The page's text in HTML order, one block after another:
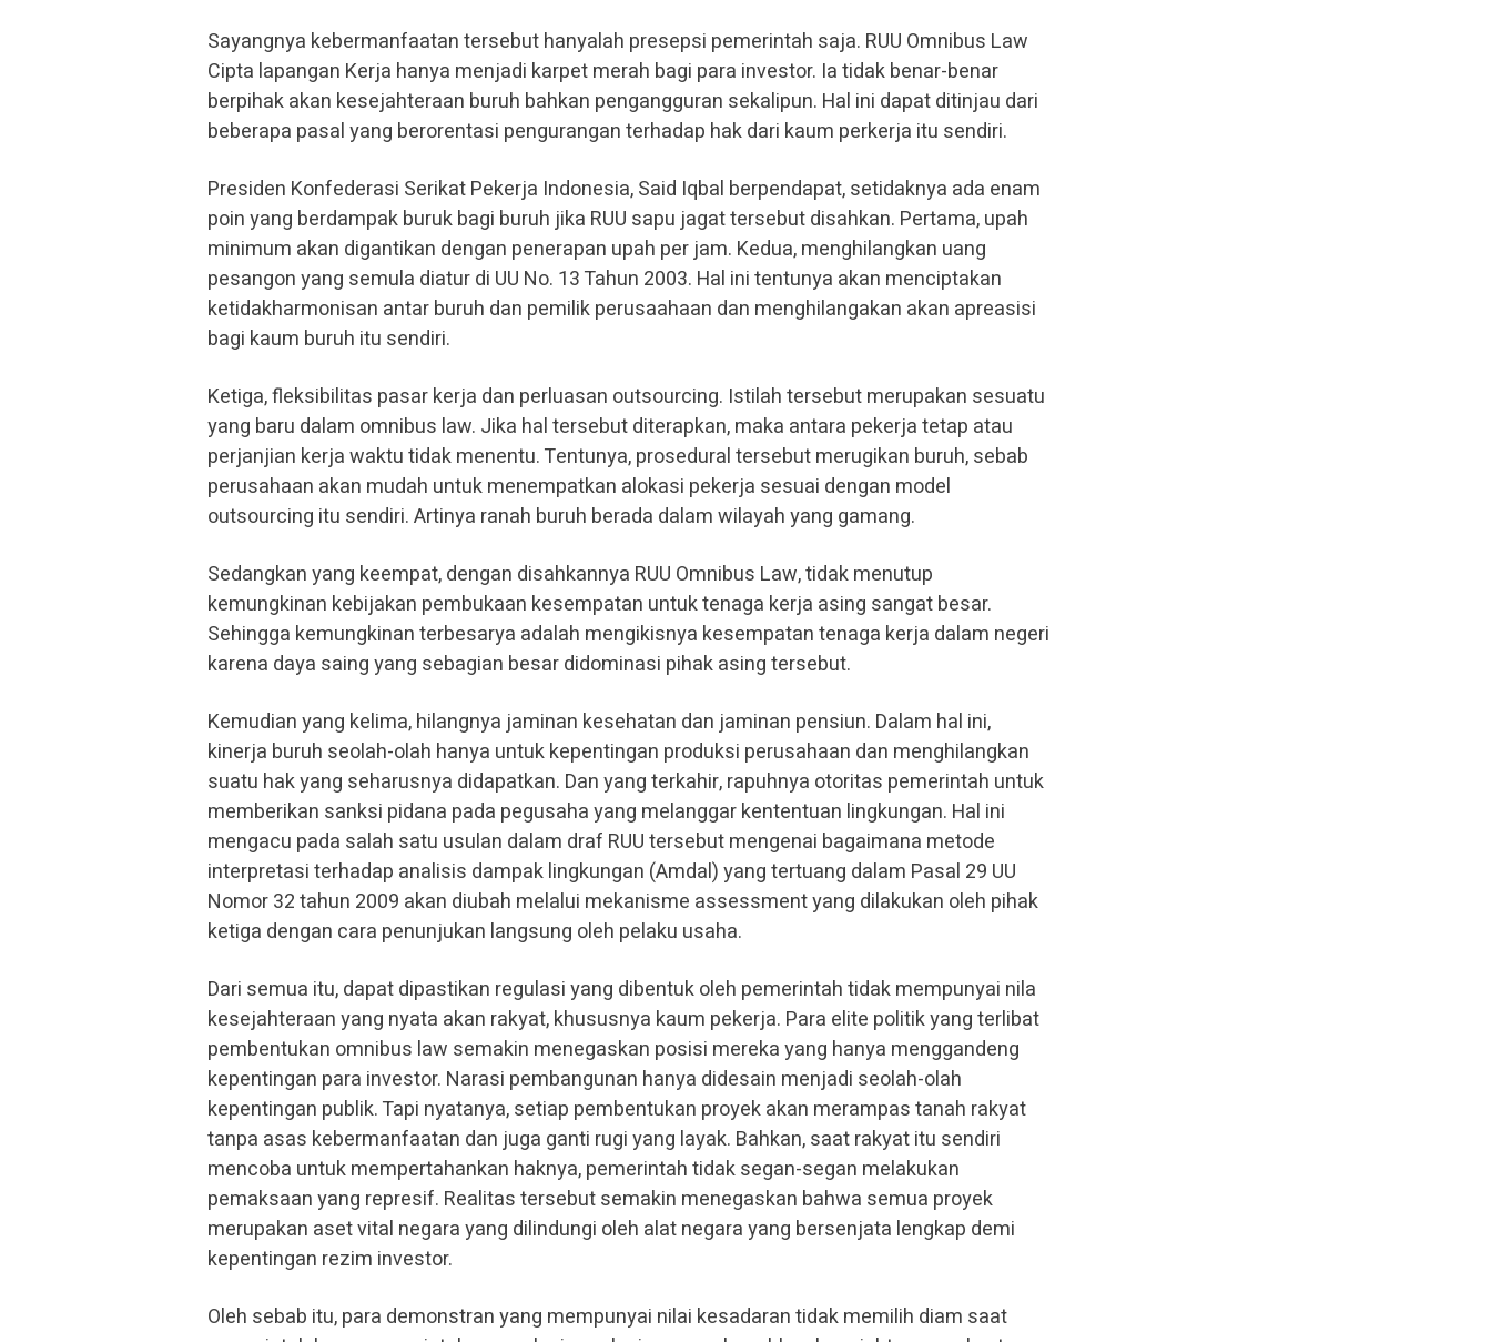
Sayangnya kebermanfaatan tersebut hanyalah presepsi pemerintah saja. RUU Omnibus Law
Cipta lapangan Kerja hanya menjadi karpet merah bagi para investor. Ia tidak benar-benar
berpihak akan kesejahteraan buruh bahkan pengangguran sekalipun. Hal ini dapat ditinjau dari
beberapa pasal yang berorentasi pengurangan terhadap hak dari kaum perkerja itu sendiri.
Presiden Konfederasi Serikat Pekerja Indonesia, Said Iqbal berpendapat, setidaknya ada enam
poin yang berdampak buruk bagi buruh jika RUU sapu jagat tersebut disahkan. Pertama, upah
minimum akan digantikan dengan penerapan upah per jam. Kedua, menghilangkan uang
pesangon yang semula diatur di UU No. 13 Tahun 2003. Hal ini tentunya akan menciptakan
ketidakharmonisan antar buruh dan pemilik perusaahaan dan menghilangakan akan apreasisi
bagi kaum buruh itu sendiri.
Ketiga, fleksibilitas pasar kerja dan perluasan outsourcing. Istilah tersebut merupakan sesuatu
yang baru dalam omnibus law. Jika hal tersebut diterapkan, maka antara pekerja tetap atau
perjanjian kerja waktu tidak menentu. Tentunya, prosedural tersebut merugikan buruh, sebab
perusahaan akan mudah untuk menempatkan alokasi pekerja sesuai dengan model
outsourcing itu sendiri. Artinya ranah buruh berada dalam wilayah yang gamang.
Sedangkan yang keempat, dengan disahkannya RUU Omnibus Law, tidak menutup
kemungkinan kebijakan pembukaan kesempatan untuk tenaga kerja asing sangat besar.
Sehingga kemungkinan terbesarya adalah mengikisnya kesempatan tenaga kerja dalam negeri
karena daya saing yang sebagian besar didominasi pihak asing tersebut.
Kemudian yang kelima, hilangnya jaminan kesehatan dan jaminan pensiun. Dalam hal ini,
kinerja buruh seolah-olah hanya untuk kepentingan produksi perusahaan dan menghilangkan
suatu hak yang seharusnya didapatkan. Dan yang terkahir, rapuhnya otoritas pemerintah untuk
memberikan sanksi pidana pada pegusaha yang melanggar kententuan lingkungan. Hal ini
mengacu pada salah satu usulan dalam draf RUU tersebut mengenai bagaimana metode
interpretasi terhadap analisis dampak lingkungan (Amdal) yang tertuang dalam Pasal 29 UU
Nomor 32 tahun 2009 akan diubah melalui mekanisme assessment yang dilakukan oleh pihak
ketiga dengan cara penunjukan langsung oleh pelaku usaha.
Dari semua itu, dapat dipastikan regulasi yang dibentuk oleh pemerintah tidak mempunyai nila
kesejahteraan yang nyata akan rakyat, khususnya kaum pekerja. Para elite politik yang terlibat
pembentukan omnibus law semakin menegaskan posisi mereka yang hanya menggandeng
kepentingan para investor. Narasi pembangunan hanya didesain menjadi seolah-olah
kepentingan publik. Tapi nyatanya, setiap pembentukan proyek akan merampas tanah rakyat
tanpa asas kebermanfaatan dan juga ganti rugi yang layak. Bahkan, saat rakyat itu sendiri
mencoba untuk mempertahankan haknya, pemerintah tidak segan-segan melakukan
pemaksaan yang represif. Realitas tersebut semakin menegaskan bahwa semua proyek
merupakan aset vital negara yang dilindungi oleh alat negara yang bersenjata lengkap demi
kepentingan rezim investor.
Oleh sebab itu, para demonstran yang mempunyai nilai kesadaran tidak memilih diam saat